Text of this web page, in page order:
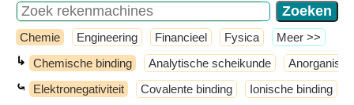
Chemie Engineering Financieel Fysica ​Meer >>
↳ Chemische binding Analytische scheikunde
⤿ Elektronegativiteit Covalente binding Ionische binding